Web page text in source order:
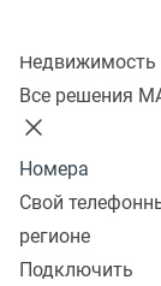
Недвижимость
Все решения
Номера
Свой
регионе
Подключить
ее